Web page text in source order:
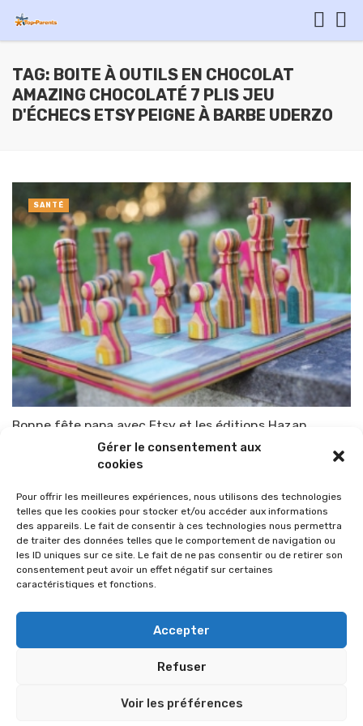
Gérer le consentement aux
cookies
Pour offrir les meilleures expériences, nous utilisons des technologies
telles que les cookies pour stocker et/ou accéder aux informations
des appareils. Le fait de consentir à ces technologies nous permettra
de traiter des données telles que le comportement de navigation ou
les ID uniques sur ce site. Le fait de ne pas consentir ou de retirer son
consentement peut avoir un effet négatif sur certaines
caractéristiques et fonctions.
Accepter
Refuser
Voir les préférences
TAG: BOITE À OUTILS EN CHOCOLAT
AMAZING CHOCOLATÉ 7 PLIS JEU
D'ÉCHECS ETSY PEIGNE À BARBE UDERZO
Bonne fête papa avec Etsy et les éditions Hazan
TOP-PARENTS 2 juin 2021
SANTÉ